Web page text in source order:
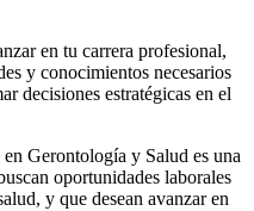
en tu carrera profesional,
y conocimientos necesarios
decisiones estratégicas en el
Gerontología y Salud es una
oportunidades laborales
y que desean avanzar en